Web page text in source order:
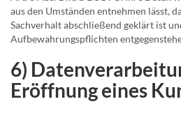
aus den Umständen entnehmen lässt,
Sachverhalt abschließend geklärt ist
Aufbewahrungspflichten
6)
Eröffnung eines